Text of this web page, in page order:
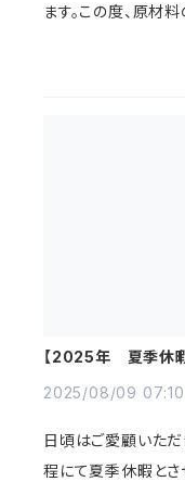
ます。この度、原材
【2025年 夏季休暇
2025/08/09 07:10
日頃はご愛顧いただ
程にて夏季休暇とさ